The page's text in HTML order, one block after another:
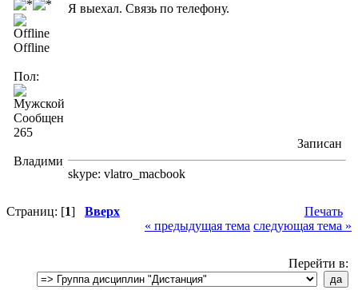
Offline
Пол:
Сообщений:
265
Владимир
Я выехал. Связь по телефону.
Записан
skype: vlatro_macbook
Страниц: [1] Вверх
Печать
« предыдущая тема следующая тема »
Перейти в: